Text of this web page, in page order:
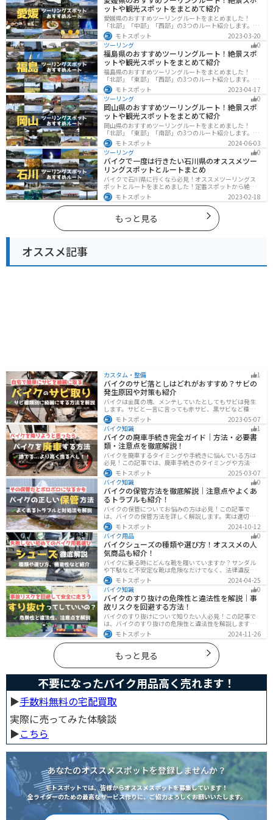
ットや観光スポットをまとめて紹介
愛媛県のおすすめツーリングルートをまとめました！
「北部」「中部」「西部」の3つのルート紹介します。山
や海といった自然だけでなく、気軽に渡れる島もあり
様々な楽しみ方ができます。バイクで愛媛県にツーリン
グに行く際は参考にしてください。
モトスポット
2023-03-20
ツーリング
0
福島県のおすすめツーリングルート！絶景スポ
ットや観光スポットをまとめて紹介
福島県のおすすめツーリングルートをまとめました！
「北部」「東部」「西部」の3つのルート紹介します。内
陸部には山々が連なり、海岸線は太平洋に面してるので
観光スポットが多数あります。バイクで福島県にツーリ
ングに行く際は参考にしてください。
モトスポット
2023-04-17
ツーリング
0
岡山県のおすすめツーリングルート！絶景スポ
ットや観光スポットをまとめて紹介
岡山県のおすすめツーリングルートをまとめました！
「北部」「東部」「南部」の3つのルート紹介します。岡
山市や倉敷市など、歴史ある街並みも魅力的で、バイク
ツーリングに最適なスポットが多数あります。バイクで
岡山県にツーリングに行く際は参考にしてください。
モトスポット
2024-06-03
ツーリング
0
バイクで一度は行きたい石川県のオススメツー
リングスポットとルートまとめ
バイクで石川県に行くなら必見！オススメツーリングス
ポットとルートをまとめました！定番スポットから絶景
スポット、温泉、海、グルメなど様々なジャンルで楽し
めます。バイクで石川ツーリングに行こうと思っている
人は、参考にしてください。
モトスポット 2023-02-18
もっと見る
オススメ記事
カスタム・整備 1
バイクのサビ落としはどれがおすすめ？サビの
発生原因や対策も紹介
バイクは金属の塊、メンテしていたとしてもサビは発生
します。サビと一言に言っても赤サビ、黒サビなど種類
があります。サビごとに有効なサビ落とし剤は違うの
で、正しいサビ落とし剤を使う必要があります。この記
事ではサビの種類から対処法、オススメのサビ取り剤を
まとめました。
モトスポット
2023-05-07
バイク知識
1
バイクの廃車手続き完全ガイド｜方法・必要書
類・注意点を徹底解説！
バイクを廃車するタイミングや手続きに悩んでいる方は
必見！この記事では、廃車手続きのタイミングや方法、
流れを解説しています。実は、手続きの注意点や業者に
依頼する際のポイントがあります。記事を読めば、バイ
クの廃車手続きがスムーズに行えるでしょう。
モトスポット
2025-03-07
バイク知識
0
バイクの保管方法を徹底解説｜注意点やよくあ
るトラブルも紹介！
バイクの保管についてお悩みの方は必見！この記事で
は、バイクの保管方法を詳しく解説します。実は適切に
保管しなければ、バイクの状態を悪化させる恐れがあり
ます。記事を参考にすれば、バイクを状態良く長持ちさ
せることが可能です。
モトスポット
2024-10-12
バイク用品
0
バイクシューズの種類や選び方！オススメの人
気商品も紹介！
バイクに乗る時にどんな靴を履いていますか？サンダル
や下駄など不安定な靴は危険なだけでなく、法律違反に
なる可能性もあります。バイクに乗るときはバイク用に
作られた専用の靴を履くようにしましょう。操作性や安
全性の向上性だけでなく、バイクとの一体感でよりカッ
コよくなります。
モトスポット
2024-04-25
バイク知識
0
バイクのすり抜けの危険性と違法性を解説｜事
故リスクを回避する方法！
バイクのすり抜けについて知りたい人必見！この記事で
は、バイクのすり抜けの危険性と違法性を解説します。
実は、すり抜けによる事故のリスクは想像以上に高いで
す。記事を参考にすり抜けのリスクを理解し、安全運転
に努めましょう。
モトスポット 2024-11-26
もっと見る
不要になったバイク用品高く売れます！
▶︎手数料無料の宅配買取
実際に売ってみた体験談
▶︎こちら
あなたのオススメスポットを登録しませんか？
モトスポットでは、皆様からオススメスポットを募集しています！
全ライダーのための最高なサービス作りに、ご協力よろしくお願いいたします。